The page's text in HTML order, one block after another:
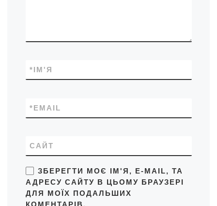
ІМ'Я
*
EMAIL
*
САЙТ
ЗБЕРЕГТИ МОЄ ІМ'Я, E-MAIL, ТА
АДРЕСУ САЙТУ В ЦЬОМУ БРАУЗЕРІ
ДЛЯ МОЇХ ПОДАЛЬШИХ
КОМЕНТАРІВ.